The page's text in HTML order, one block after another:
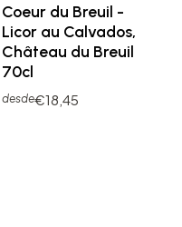
Coeur du Breuil -
Licor au Calvados,
Château du Breuil
70cl
desde€18,45